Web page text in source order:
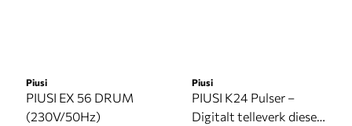
Piusi
PIUSI EX 56 DRUM
(230V/50Hz)
Piusi
PIUSI K24 Pulser –
Digitalt telleverk diesel